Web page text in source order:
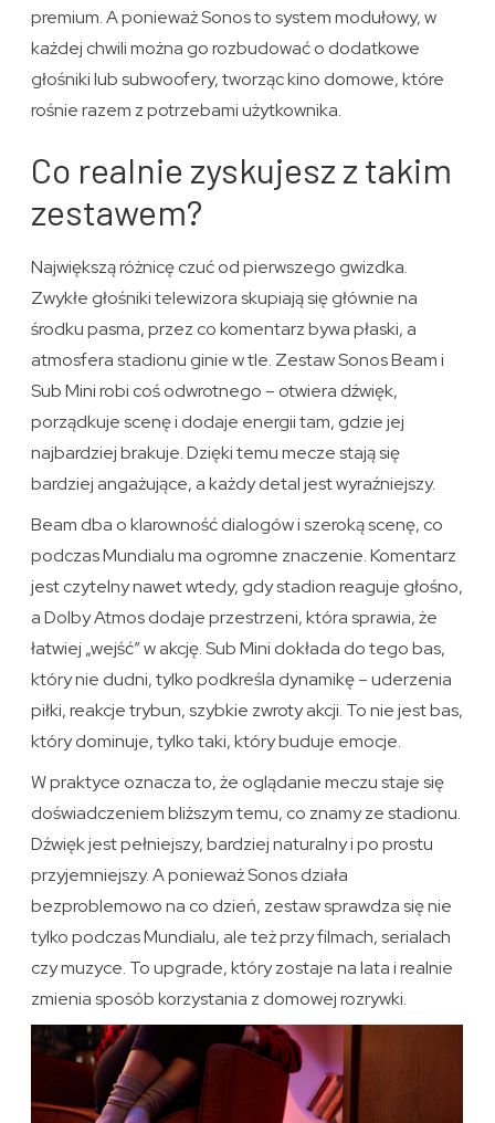
premium. A ponieważ Sonos to system modułowy, w
każdej chwili można go rozbudować o dodatkowe
głośniki lub subwoofery, tworząc kino domowe, które
rośnie razem z potrzebami użytkownika.
Co realnie zyskujesz z takim
zestawem?
Największą różnicę czuć od pierwszego gwizdka.
Zwykłe głośniki telewizora skupiają się głównie na
środku pasma, przez co komentarz bywa płaski, a
atmosfera stadionu ginie w tle. Zestaw Sonos Beam i
Sub Mini robi coś odwrotnego – otwiera dźwięk,
porządkuje scenę i dodaje energii tam, gdzie jej
najbardziej brakuje. Dzięki temu mecze stają się
bardziej angażujące, a każdy detal jest wyraźniejszy.
Beam dba o klarowność dialogów i szeroką scenę, co
podczas Mundialu ma ogromne znaczenie. Komentarz
jest czytelny nawet wtedy, gdy stadion reaguje głośno,
a Dolby Atmos dodaje przestrzeni, która sprawia, że
łatwiej „wejść” w akcję. Sub Mini dokłada do tego bas,
który nie dudni, tylko podkreśla dynamikę – uderzenia
piłki, reakcje trybun, szybkie zwroty akcji. To nie jest bas,
który dominuje, tylko taki, który buduje emocje.
W praktyce oznacza to, że oglądanie meczu staje się
doświadczeniem bliższym temu, co znamy ze stadionu.
Dźwięk jest pełniejszy, bardziej naturalny i po prostu
przyjemniejszy. A ponieważ Sonos działa
bezproblemowo na co dzień, zestaw sprawdza się nie
tylko podczas Mundialu, ale też przy filmach, serialach
czy muzyce. To upgrade, który zostaje na lata i realnie
zmienia sposób korzystania z domowej rozrywki.